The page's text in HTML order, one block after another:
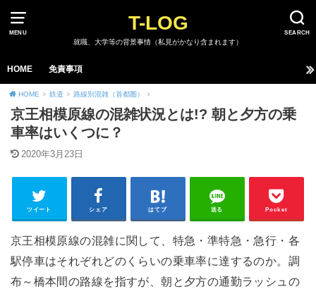
MENU SEARCH
T-LOG
就職、大学等の背景事情（私見がかなり含まれます）
HOME 免責事項
HOME 鉄道 路線別混雑（首都圏）
京王相模原線の混雑状況とは!? 朝と夕方の乗
車率はいくつに？
2020年3月23日
ツイート シェア はてブ 送る Pocket
京王相模原線の混雑に関して、特急・準特急・急行・各
駅停車はそれぞれどのくらいの乗車率に達するのか。調
布～橋本間の路線を指すが、朝と夕方の通勤ラッシュの